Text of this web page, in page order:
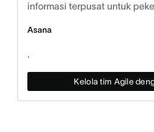
informasi terpusat untuk
Asana
.
Kelola tim Agile